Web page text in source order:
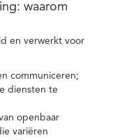
waarom
en verwerkt voor
communiceren;
diensten te
openbaar
variëren